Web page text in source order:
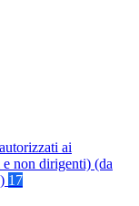
ai
non dirigenti) (da
17